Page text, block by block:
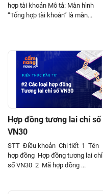
hợp tài khoản Mô tả: Màn hình
“Tổng hợp tài khoản” là màn...
Hợp đồng tương lai chỉ số
VN30
STT Điều khoản Chi tiết 1 Tên
hợp đồng Hợp đồng tương lai chỉ
số VN30 2 Mã hợp đồng ...